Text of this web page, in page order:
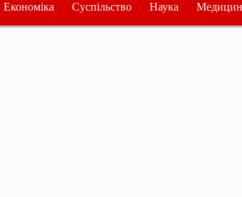
Економіка Суспільство Наука